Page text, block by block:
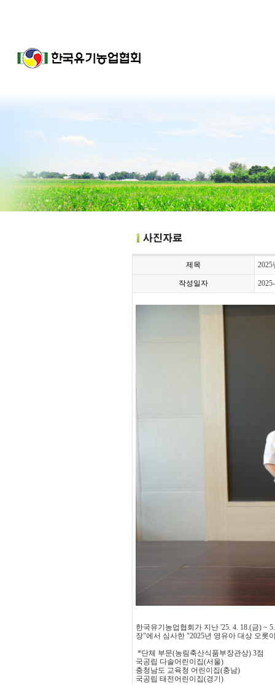
제목
작성일자
한국유기농업협회가 지난 '25. 4. 18.(금) ~
장"에서 심사한 "2025년 영유아 대상 오롯
*단체 부문(농림축산식품부장관상) 3점
국공립 다솔어린이집(서울)
충청남도 교육청 어린이집(충남)
국공립 태전어린이집(경기)